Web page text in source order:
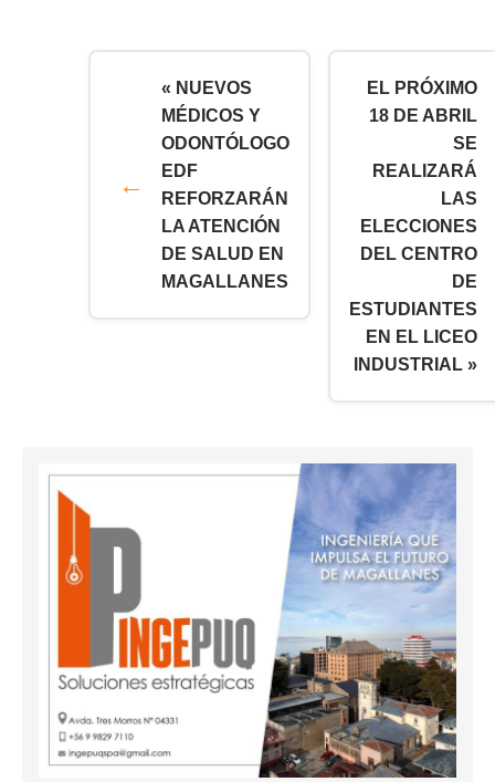
« NUEVOS
MÉDICOS Y
ODONTÓLOGO
EDF
REFORZARÁN
LA ATENCIÓN
DE SALUD EN
MAGALLANES
EL PRÓXIMO
18 DE ABRIL
SE
REALIZARÁ
LAS
ELECCIONES
DEL CENTRO
DE
ESTUDIANTES
EN EL LICEO
INDUSTRIAL »